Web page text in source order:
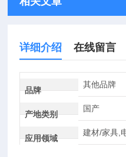
详细介绍 在线留言
品牌
其他品牌
产地类别
国产
应用领域
建材/家具,